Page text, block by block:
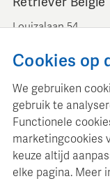
Louizalaan 54
+ 32 (0)2 893 00 52
Retriever Media
Cookies op
We gebruiken
gebruik te
Functionele
marketingcookies
keuze altijd
elke pagina. Meer